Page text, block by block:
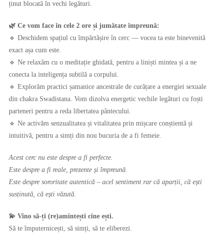
ținut blocată în vechi legături.
🌿 Ce vom face în cele 2 ore și jumătate împreună:
🔹 Deschidem spațiul cu împărtășire în cerc — vocea ta este binevenită
exact așa cum este.
🔹 Ne relaxăm cu o meditație ghidată, pentru a liniști mintea și a ne
conecta la inteligența subtilă a corpului.
🔹 Explorăm practici șamanice ancestrale de curățare a energiei sexuale
din chakra Swadistana. Vom dizolva energetic vechile legături cu foști
parteneri pentru a reda libertatea pântecului.
🔹 Ne activăm senzualitatea și vitalitatea prin mișcare conștientă și
intuitivă, pentru a simți din nou bucuria de a fi femeie.
Acest cerc nu este despre a fi perfecte.
Este despre a fi reale, prezente și împreună.
Este despre sororitate autentică – acel sentiment rar că aparții, că ești
susținută, că ești văzută.
💫 Vino să-ți (re)amintești cine ești.
Să te împuternicești, să simți, să te eliberezi.